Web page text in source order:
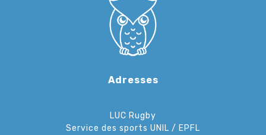
Adresses
LUC Rugby
Service des sports UNIL / EPFL